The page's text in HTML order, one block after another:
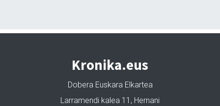
Kronika.eus
Dobera Euskara Elkartea
Larramendi kalea 11, Hernani